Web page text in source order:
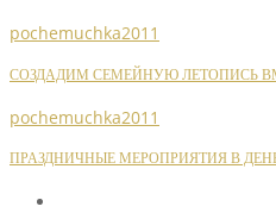
pochemuchka2011
СОЗДАДИМ СЕМЕЙНУЮ ЛЕТОПИСЬ
pochemuchka2011
ПРАЗДНИЧНЫЕ МЕРОПРИЯТИЯ В